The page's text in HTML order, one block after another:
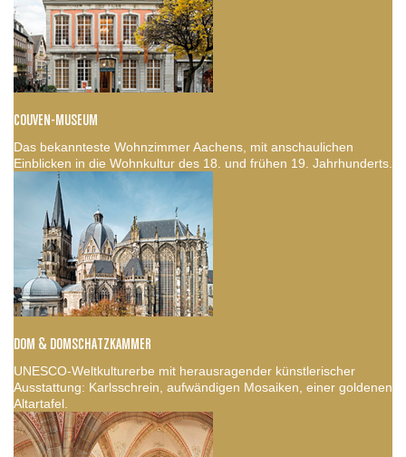
COUVEN-MUSEUM
Das bekannteste Wohnzimmer Aachens, mit anschaulichen
Einblicken in die Wohnkultur des 18. und frühen 19. Jahrhunderts.
DOM & DOMSCHATZKAMMER
UNESCO-Weltkulturerbe mit herausragender künstlerischer
Ausstattung: Karlsschrein, aufwändigen Mosaiken, einer goldenen
Altartafel.